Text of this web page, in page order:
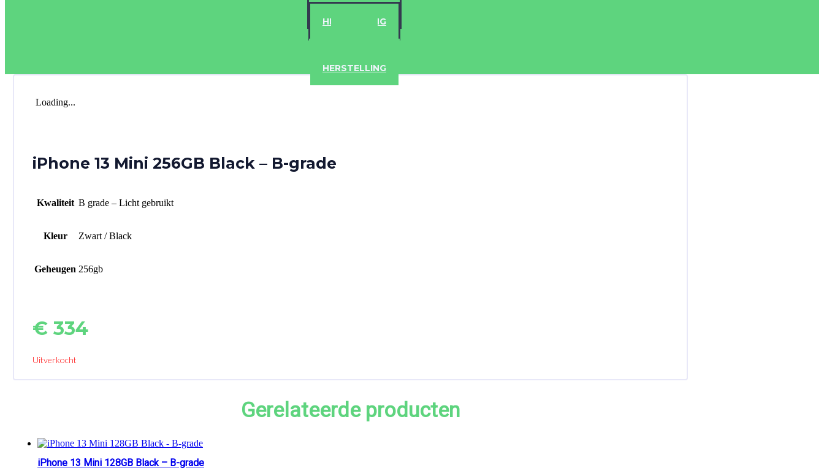
HERSTELLING
HERSTELLING
Loading...
iPhone 13 Mini 256GB Black – B-grade
Kwaliteit B grade – Licht gebruikt
Kleur Zwart / Black
Geheugen 256gb
€ 334
Uitverkocht
Gerelateerde producten
iPhone 13 Mini 128GB Black – B-grade